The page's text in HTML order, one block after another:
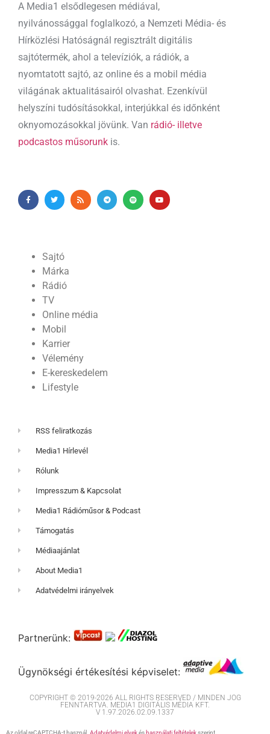
A Media1 elsődlegesen médiával,
nyilvánossággal foglalkozó, a Nemzeti Média- és
Hírközlési Hatóságnál regisztrált digitális
sajtótermék, ahol a televíziók, a rádiók, a
nyomtatott sajtó, az online és a mobil média
világának aktualitásairól olvashat. Ezenkívül
helyszíni tudósításokkal, interjúkkal és időnként
oknyomozásokkal jövünk. Van rádió- illetve
podcastos műsorunk is.
Sajtó
Márka
Rádió
TV
Online média
Mobil
Karrier
Vélemény
E-kereskedelem
Lifestyle
RSS feliratkozás
Media1 Hírlevél
Rólunk
Impresszum & Kapcsolat
Media1 Rádióműsor & Podcast
Támogatás
Médiaajánlat
About Media1
Adatvédelmi irányelvek
Partnerünk:
Ügynökségi értékesítési képviselet:
COPYRIGHT © 2019-2026 ALL RIGHTS RESERVED / MINDEN JOG
FENNTARTVA. MEDIA1 DIGITÁLIS MÉDIA KFT.
V 1.97.2026.02.09.1337